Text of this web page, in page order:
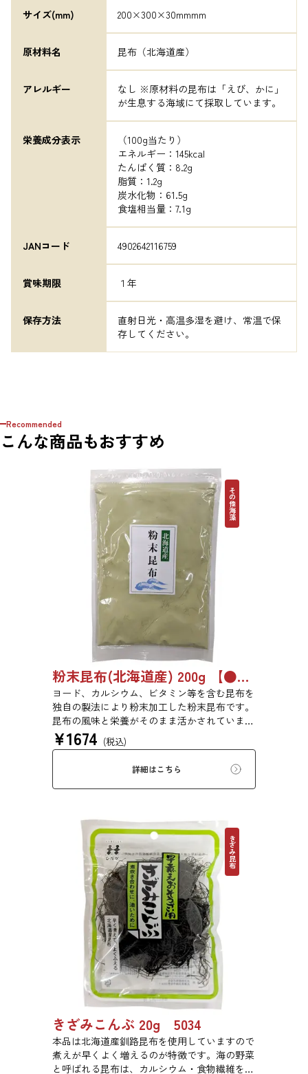
サイズ(mm) 200×300×30mmmm
原材料名 昆布（北海道産）
アレルギー
なし ※原材料の昆布は「えび、かに」
が生息する海域にて採取しています。
栄養成分表示
（100g当たり）
エネルギー：145kcal
たんぱく質：8.2g
脂質：1.2g
炭水化物：61.5g
食塩相当量：7.1g
JANコード 4902642116759
賞味期限 １年
保存方法
直射日光・高温多湿を避け、常温で保
存してください。
Recommended
こんな商品もおすすめ
その他海藻
粉末昆布(北海道産) 200g 【●受注生産品】6742
ヨード、カルシウム、ビタミン等を含む昆布を
独自の製法により粉末加工した粉末昆布です。
昆布の風味と栄養がそのまま活かされていま
す。添加物、保存料は一切使用しておりませ
ん。（北海道産昆布100％を粉末状にしており
¥1674 (税込)
詳細はこちら
きざみ昆布
きざみこんぶ 20g 5034
本品は北海道産釧路昆布を使用していますので
煮えが早くよく増えるのが特徴です。海の野菜
と呼ばれる昆布は、カルシウム・食物繊維を豊